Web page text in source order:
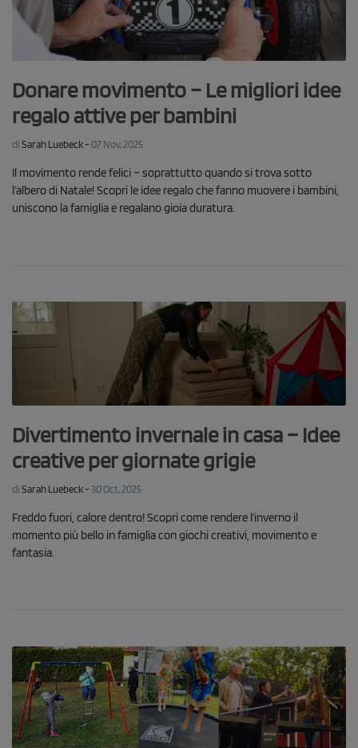
Donare movimento – Le migliori idee
regalo attive per bambini
di Sarah Luebeck - 07 Nov, 2025
Il movimento rende felici – soprattutto quando si trova sotto
l’albero di Natale! Scopri le idee regalo che fanno muovere i bambini,
uniscono la famiglia e regalano gioia duratura.
Divertimento invernale in casa – Idee
creative per giornate grigie
di Sarah Luebeck - 30 Oct, 2025
Freddo fuori, calore dentro! Scopri come rendere l’inverno il
momento più bello in famiglia con giochi creativi, movimento e
fantasia.